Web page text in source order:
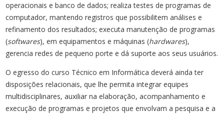
operacionais e banco de dados; realiza testes de programas de
computador, mantendo registros que possibilitem análises e
refinamento dos resultados; executa manutenção de programas
(softwares), em equipamentos e máquinas (hardwares),
gerencia redes de pequeno porte e dá suporte aos seus usuários.
O egresso do curso Técnico em Informática deverá ainda ter
disposições relacionais, que lhe permita integrar equipes
multidisciplinares, auxiliar na elaboração, acompanhamento e
execução de programas e projetos que envolvam a pesquisa e a